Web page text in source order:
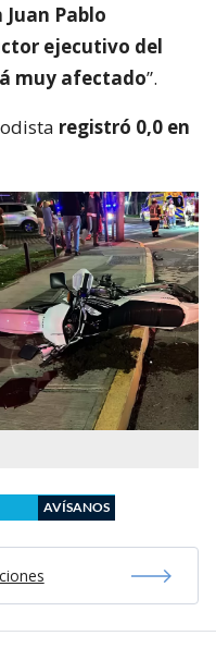
Pablo
ejecutivo del
muy afectado”.
registró 0,0 en
AVÍSANOS